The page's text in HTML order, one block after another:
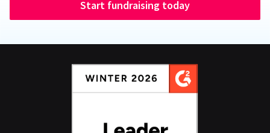
Start fundraising today